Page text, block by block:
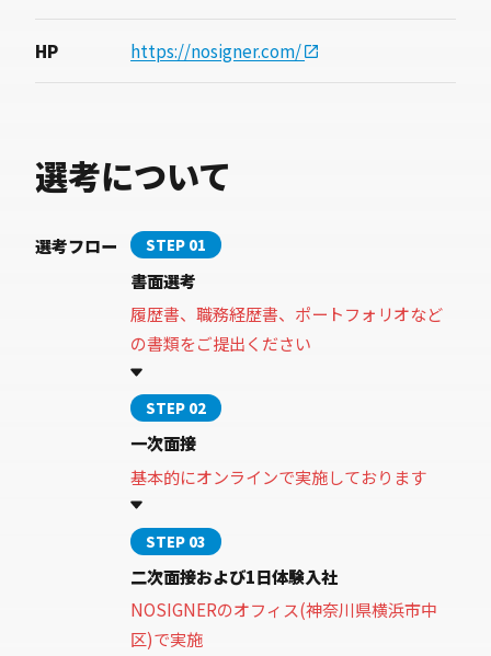
HP https://nosigner.com/
選考について
選考フロー STEP 01
書面選考
履歴書、職務経歴書、ポートフォリオなど
の書類をご提出ください
STEP 02
一次面接
基本的にオンラインで実施しております
STEP 03
二次面接および1日体験入社
NOSIGNERのオフィス(神奈川県横浜市中
区)で実施